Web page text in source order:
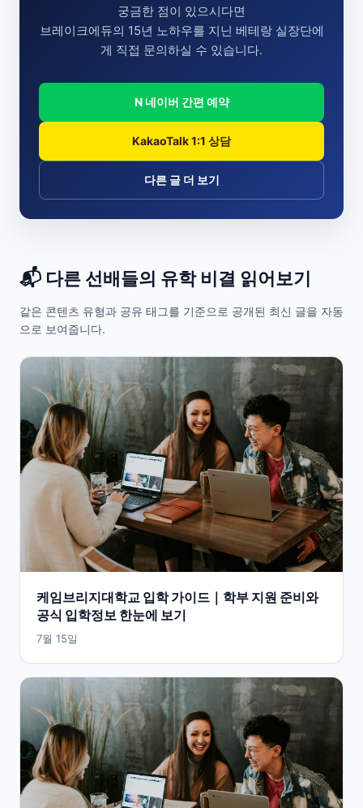
궁금한 점이 있으시다면
브레이크에듀의 15년 노하우를 지닌 베테랑 실장단에
게 직접 문의하실 수 있습니다.
N 네이버 간편 예약
KakaoTalk 1:1 상담
다른 글 더 보기
📬 다른 선배들의 유학 비결 읽어보기
같은 콘텐츠 유형과 공유 태그를 기준으로 공개된 최신 글을 자동
으로 보여줍니다.
케임브리지대학교 입학 가이드｜학부 지원 준비와
공식 입학정보 한눈에 보기
7월 15일